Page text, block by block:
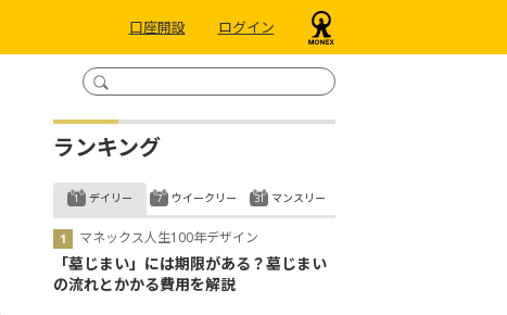
口座開設 ログイン
ランキング
デイリー
マネックス人生100年デザイン
「墓じまい」には期限がある？墓じまい
の流れとかかる費用を解説
ウイークリー マンスリー